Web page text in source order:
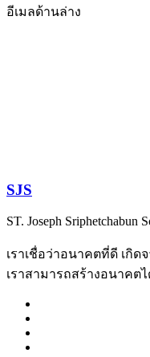
อีเมลด้านล่าง
SJS
ST. Joseph Sriphetchabun
เราเชื่อว่าอนาคตที่ดี เกิ
เราสามารถสร้างอนาค